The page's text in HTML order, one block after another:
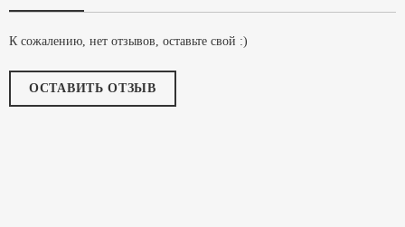
К сожалению, нет отзывов, оставьте свой :)
ОСТАВИТЬ ОТЗЫВ